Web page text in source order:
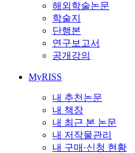
해외학술논문
학술지
단행본
연구보고서
공개강의
MyRISS
내 추천논문
내 책장
내 최근 본 논문
내 저작물관리
내 구매·신청 현황